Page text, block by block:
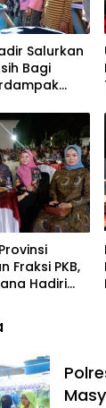
Salurkan
Bagi
Fraksi PKB,
Hadiri
Malam
Award